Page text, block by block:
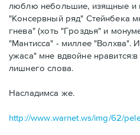
люблю небольшие, изящные и
"Консервный ряд" Стейнбека
гнева" (хоть "Гроздья" и
"Мантисса" - миллее "Волхва".
ужаса" мне вдвойне нравится:в
лишнего слова.
Насладимса же.
http://www.warnet.ws/img/62/